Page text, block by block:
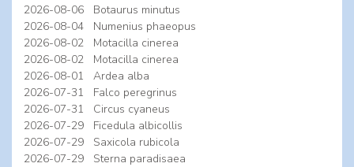
2026-08-06
Botaurus minutus
2026-08-04
Numenius phaeopus
2026-08-02
Motacilla cinerea
2026-08-02
Motacilla cinerea
2026-08-01
Ardea alba
2026-07-31
Falco peregrinus
2026-07-31
Circus cyaneus
2026-07-29
Ficedula albicollis
2026-07-29
Saxicola rubicola
2026-07-29
Sterna paradisaea